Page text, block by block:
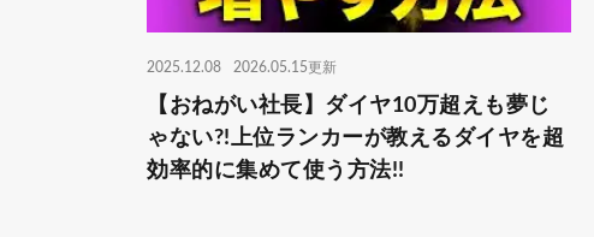
2025.12.08 2026.05.15更新
【おねがい社長】ダイヤ10万超えも夢じ
ゃない?!上位ランカーが教えるダイヤを超
効率的に集めて使う方法!!